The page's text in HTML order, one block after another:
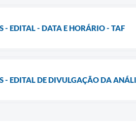
- EDITAL - DATA E HORÁRIO - TAF
EDITAL DE DIVULGAÇÃO DA